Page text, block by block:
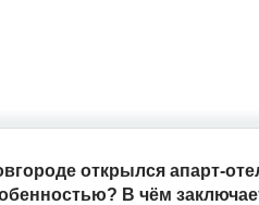
открылся апарт-
В чём